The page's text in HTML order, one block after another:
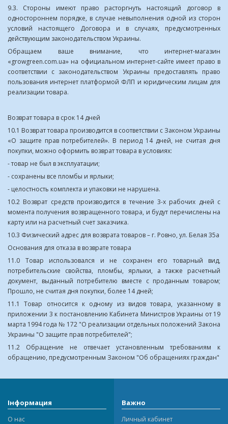
9.3. Стороны имеют право расторгнуть настоящий договор в
одностороннем порядке, в случае невыполнения одной из сторон
условий настоящего Договора и в случаях, предусмотренных
действующим законодательством Украины.
Обращаем ваше внимание, что интернет-магазин
«growgreen.com.ua» на официальном интернет-сайте имеет право в
соответствии с законодательством Украины предоставлять право
пользования интернет платформой ФЛП и юридическим лицам для
реализации товара.
Возврат товара в срок 14 дней
10.1 Возврат товара производится в соответствии с Законом Украины
«О защите прав потребителей». В период 14 дней, не считая дня
покупки, можно оформить возврат товара в условиях:
- товар не был в эксплуатации;
- сохранены все пломбы и ярлыки;
- целостность комплекта и упаковки не нарушена.
10.2 Возврат средств производится в течение 3-х рабочих дней с
момента получения возвращенного товара, и будут перечислены на
карту или на расчетный счет заказчика.
10.3 Физический адрес для возврата товаров – г. Ровно, ул. Белая 35а
Основания для отказа в возврате товара
11.0 Товар использовался и не сохранен его товарный вид,
потребительские свойства, пломбы, ярлыки, а также расчетный
документ, выданный потребителю вместе с проданным товаром;
Прошло, не считая дня покупки, более 14 дней;
11.1 Товар относится к одному из видов товара, указанному в
приложении 3 к постановлению Кабинета Министров Украины от 19
марта 1994 года № 172 "О реализации отдельных положений Закона
Украины "О защите прав потребителей";
11.2 Обращение не отвечает установленным требованиям к
обращению, предусмотренным Законом "Об обращениях граждан"
Інформация
О нас
Важно
Личный кабинет